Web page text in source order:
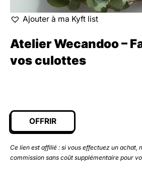
Ajouter à ma Kyft list
Atelier Wecandoo –
vos culottes
OFFRIR
Ce lien est affilié : si vous effectuez un achat,
commission sans coût supplémentaire pour